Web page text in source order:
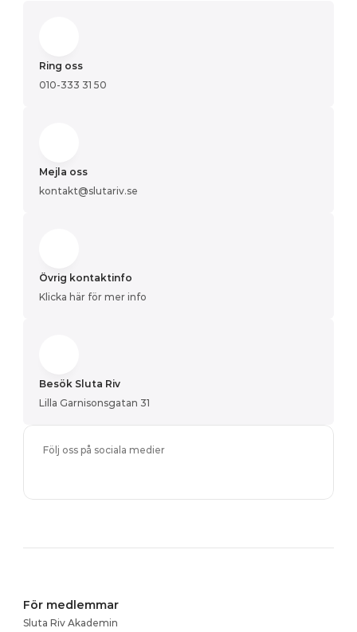
Följ oss på sociala medier
Ring oss
010-333 31 50
Mejla oss
kontakt@slutariv.se
Övrig kontaktinfo
Klicka här för mer info
Besök Sluta Riv
Lilla Garnisonsgatan 31
För medlemmar
Sluta Riv Akademin